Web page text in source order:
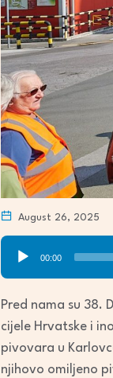
August 26, 2025
Audio
Player
00:00
Pred nama su 38.
cijele Hrvatske i
pivovara u
njihovo omiljeno